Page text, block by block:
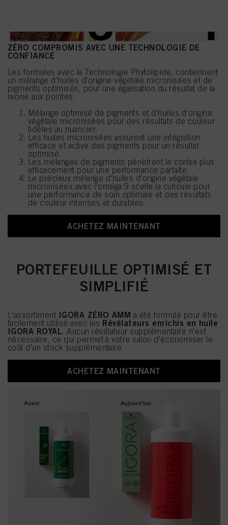
ZÉRO COMPROMIS AVEC UNE TECHNOLOGIE DE
CONFIANCE
Les formules avec la Technologie Phytolipide, contiennent
un mélange d'huiles d'origine végétale micronisées et de
pigments optimisés, pour une égalisation du résultat de la
racine aux pointes.
Mélange optimisé de pigments et d'huiles d'origine
végétale micronisées pour des résultats de couleur
fidèles au nuancier.
Les huiles micronisées assurent une intégration
efficace et active des pigments pour un résultat
optimisé.
Les mélanges de pigments pénètrent le cortex plus
efficacement pour une performance parfaite.
Le précieux mélange d'huiles d'origine végétale
micronisées avec l'oméga 9 scelle la cuticule pour
une performance de soin optimale et des résultats
de couleur intenses et durables.
ACHETEZ MAINTENANT
PORTEFEUILLE OPTIMISÉ ET
SIMPLIFIÉ
L'assortiment IGORA ZÉRO AMM a été formulé pour être
facilement utilisé avec les Révélateurs enrichis en huile
IGORA ROYAL. Aucun révélateur supplémentaire n'est
nécessaire, ce qui permet à votre salon d'économiser le
coût d'un stock supplémentaire.
ACHETEZ MAINTENANT